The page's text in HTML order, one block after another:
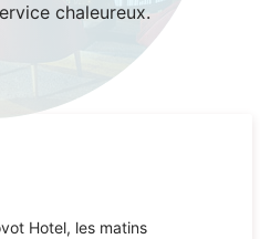
chaleureux.
Hotel, les matins